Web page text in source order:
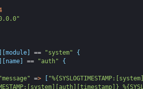
module] == "system"
{
name] == "auth"
{
"message" => [